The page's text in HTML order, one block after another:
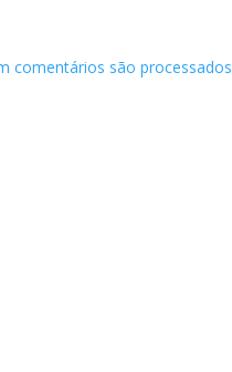
comentários são processados